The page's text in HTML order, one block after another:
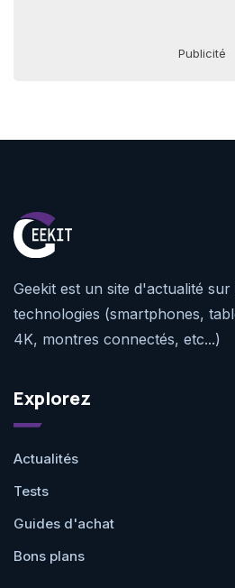
Publicité
Geekit est un site d'actualité
technologies (smartphones,
4K, montres connectés, etc...)
Explorez
Actualités
Tests
Guides d'achat
Bons plans